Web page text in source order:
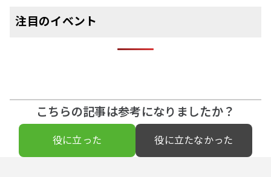
注目のイベント
こちらの記事は参考になりましたか？
役に立った 役に立たなかった